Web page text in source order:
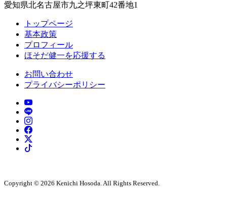
愛知県北名古屋市九之坪東町42番地1
トップページ
基本政策
プロフィール
ほそだ健一を応援する
お問い合わせ
プライバシーポリシー
Copyright © 2026 Kenichi Hosoda. All Rights Reserved.